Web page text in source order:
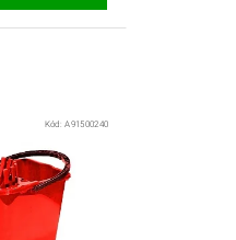
Kód:A91500240